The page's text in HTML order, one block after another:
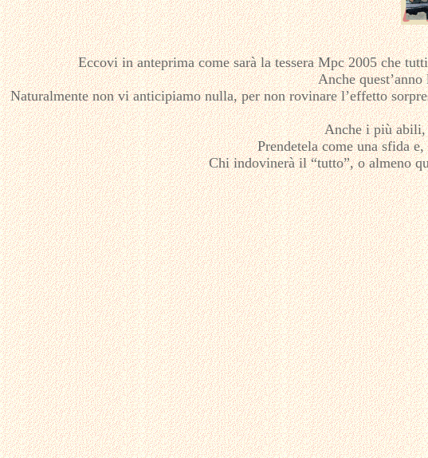
Eccovi in anteprima come sarà la tessera Mpc 2005 che
Anche
Naturalmente non vi anticipiamo nulla, per non rovinare l’effetto
Anche i più abili,
Prendetela come una sfida
Chi indovinerà il “tutto”, o almeno